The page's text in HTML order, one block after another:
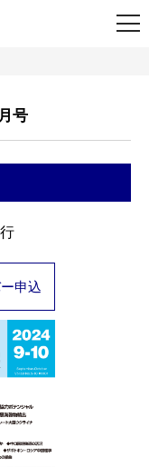
号
申込